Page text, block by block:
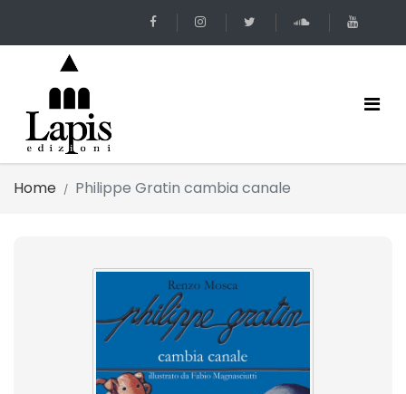
Home Philippe Gratin cambia canale